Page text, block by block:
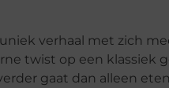
verhaal met zich
twist op een klassiek
gaat dan alleen